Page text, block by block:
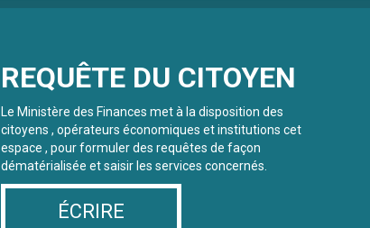
REQUÊTE DU CITOYEN
Le Ministère des Finances met à la disposition des
citoyens , opérateurs économiques et institutions cet
espace , pour formuler des requêtes de façon
dématérialisée et saisir les services concernés.
ÉCRIRE